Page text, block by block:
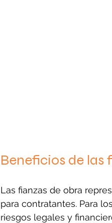
Beneficios de las
Las fianzas de obra
para contratantes. Para
riesgos legales y